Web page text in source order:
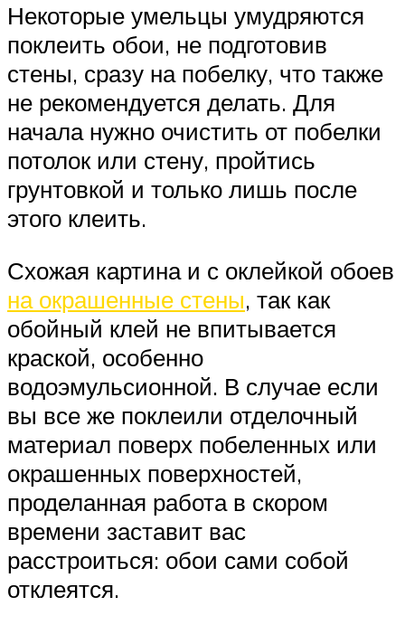
Некоторые умельцы умудряются
поклеить обои, не подготовив
стены, сразу на побелку, что также
не рекомендуется делать. Для
начала нужно очистить от побелки
потолок или стену, пройтись
грунтовкой и только лишь после
этого клеить.
Схожая картина и с оклейкой обоев
на окрашенные стены, так как
обойный клей не впитывается
краской, особенно
водоэмульсионной. В случае если
вы все же поклеили отделочный
материал поверх побеленных или
окрашенных поверхностей,
проделанная работа в скором
времени заставит вас
расстроиться: обои сами собой
отклеятся.